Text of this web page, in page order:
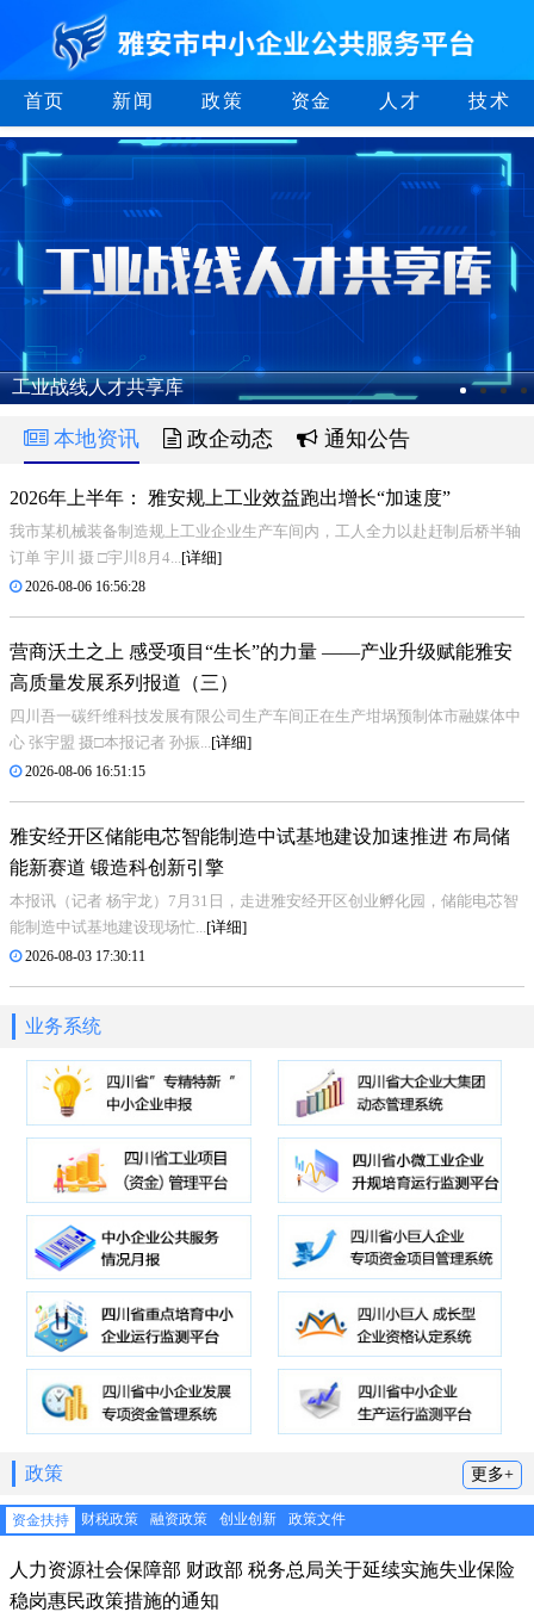
首页 新闻 政策 资金 人才 技术
工业战线人才共享库
本地资讯 政企动态 通知公告
2026年上半年： 雅安规上工业效益跑出增长“加速度”
我市某机械装备制造规上工业企业生产车间内，工人全力以赴赶制后桥半轴
订单 宇川 摄 □宇川8月4... [详细]
2026-08-06 16:56:28
营商沃土之上 感受项目“生长”的力量 ——产业升级赋能雅安
高质量发展系列报道（三）
四川吾一碳纤维科技发展有限公司生产车间正在生产坩埚预制体市融媒体中
心 张宇盟 摄□本报记者 孙振... [详细]
2026-08-06 16:51:15
雅安经开区储能电芯智能制造中试基地建设加速推进 布局储
能新赛道 锻造科创新引擎
本报讯（记者 杨宇龙）7月31日，走进雅安经开区创业孵化园，储能电芯智
能制造中试基地建设现场忙... [详细]
2026-08-03 17:30:11
业务系统
政策 更多+
资金扶持 财税政策 融资政策 创业创新 政策文件
人力资源社会保障部 财政部 税务总局关于延续实施失业保险
稳岗惠民政策措施的通知